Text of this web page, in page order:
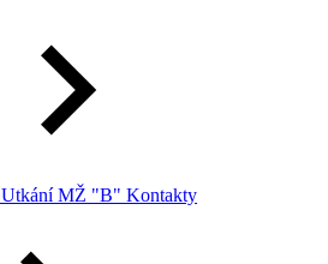
Utkání MŽ "B" Kontakty